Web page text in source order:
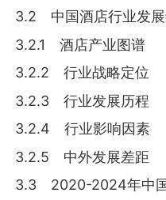
3.2 中国酒店行业发展
3.2.1 酒店产业图谱
3.2.2 行业战略定位
3.2.3 行业发展历程
3.2.4 行业影响因素
3.2.5 中外发展差距
3.3 2020-2024年中